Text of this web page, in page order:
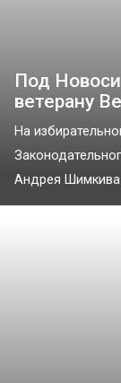
Под
ветерану
На
Андрея Шимкива